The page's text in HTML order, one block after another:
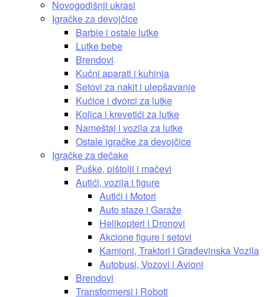
Novogodišnji ukrasi
Igračke za devojčice
Barbie i ostale lutke
Lutke bebe
Brendovi
Kućni aparati i kuhinja
Setovi za nakit i ulepšavanje
Kućice i dvorci za lutke
Kolica i krevetići za lutke
Nameštaj i vozila za lutke
Ostale igračke za devojčice
Igračke za dečake
Puške, pištolji i mačevi
Autići, vozila i figure
Autići i Motori
Auto staze i Garaže
Helikopteri i Dronovi
Akcione figure i setovi
Kamioni, Traktori i Građevinska Vozila
Autobusi, Vozovi i Avioni
Brendovi
Transformersi i Roboti